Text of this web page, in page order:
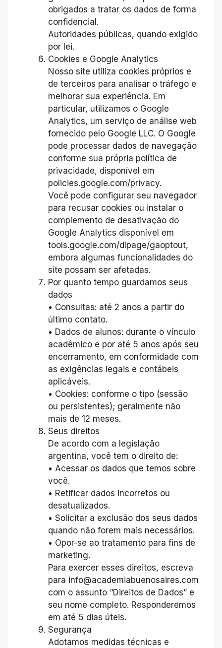
obrigados a tratar os dados de forma
confidencial.
Autoridades públicas, quando exigido
por lei.
Cookies e Google Analytics
Nosso site utiliza cookies próprios e
de terceiros para analisar o tráfego e
melhorar sua experiência. Em
particular, utilizamos o Google
Analytics, um serviço de análise web
fornecido pelo Google LLC. O Google
pode processar dados de navegação
conforme sua própria política de
privacidade, disponível em
policies.google.com/privacy.
Você pode configurar seu navegador
para recusar cookies ou instalar o
complemento de desativação do
Google Analytics disponível em
tools.google.com/dlpage/gaoptout,
embora algumas funcionalidades do
site possam ser afetadas.
Por quanto tempo guardamos seus
dados
• Consultas: até 2 anos a partir do
último contato.
• Dados de alunos: durante o vínculo
acadêmico e por até 5 anos após seu
encerramento, em conformidade com
as exigências legais e contábeis
aplicáveis.
• Cookies: conforme o tipo (sessão
ou persistentes); geralmente não
mais de 12 meses.
Seus direitos
De acordo com a legislação
argentina, você tem o direito de:
• Acessar os dados que temos sobre
você.
• Retificar dados incorretos ou
desatualizados.
• Solicitar a exclusão dos seus dados
quando não forem mais necessários.
• Opor-se ao tratamento para fins de
marketing.
Para exercer esses direitos, escreva
para info@academiabuenosaires.com
com o assunto “Direitos de Dados” e
seu nome completo. Responderemos
em até 5 dias úteis.
Segurança
Adotamos medidas técnicas e